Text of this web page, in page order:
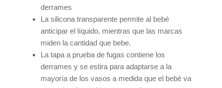
derrames
La silicona transparente permite al bebé
anticipar el líquido, mientras que las marcas
miden la cantidad que bebe.
La tapa a prueba de fugas contiene los
derrames y se estira para adaptarse a la
mayoría de los vasos a medida que el bebé va